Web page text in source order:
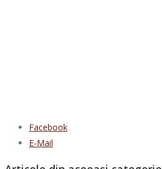
Facebook
E-Mail